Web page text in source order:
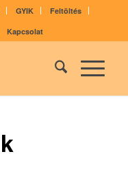
GYIK
Feltöltés
Kapcsolat